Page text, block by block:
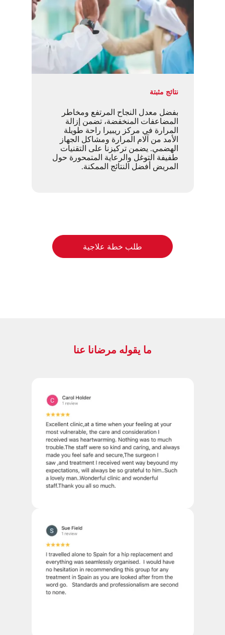
نتائج مثبتة
بفضل معدل النجاح المرتفع ومخاطر
المضاعفات المنخفضة، تضمن إزالة
المرارة في مركز ريبيرا راحة طويلة
الأمد من آلام المرارة ومشاكل الجهاز
الهضمي. يضمن تركيزنا على التقنيات
طفيفة التوغل والرعاية المتمحورة حول
المريض أفضل النتائج الممكنة.
طلب خطة علاجية
ما يقوله مرضانا عنا